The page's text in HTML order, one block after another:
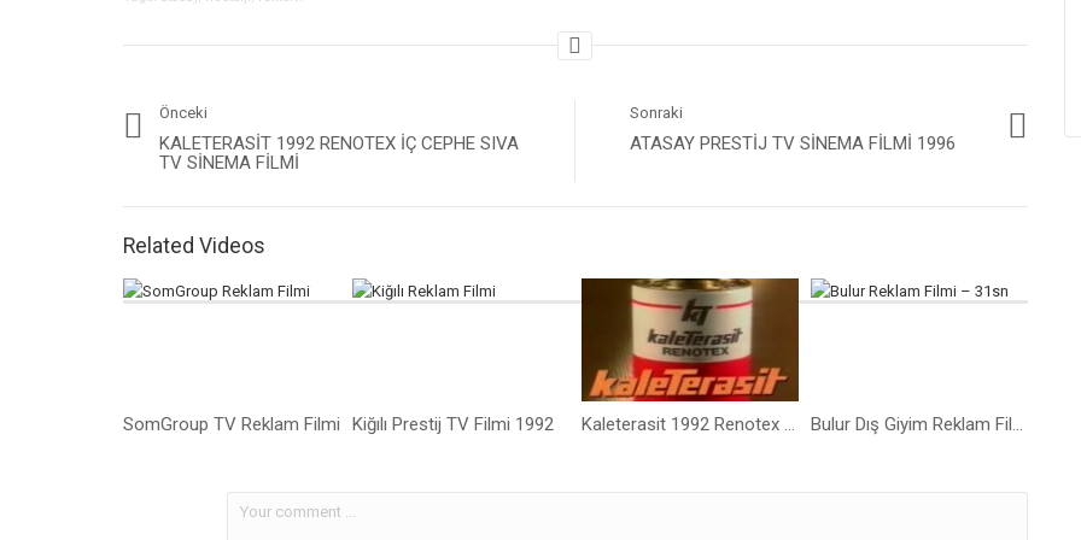
Kaleterasit
İç Cephe
Önceki
KALETERASIT 1992 RENOTEX İÇ CEPHE SIVA
TV SINEMA FILMI
Sonraki
ATASAY PRESTIJ TV SINEMA FILMI 1996
Related Videos
SomGroup TV Reklam Filmi Kiğılı Prestij TV Filmi 1992